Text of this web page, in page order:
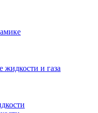
жидкости и газа